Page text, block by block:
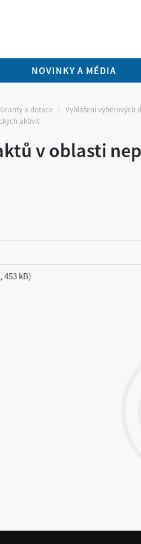
NOVINKY A MÉDIA
Granty a dotace
Vyhlášení výběrových
aktivit
v oblasti
453 kB